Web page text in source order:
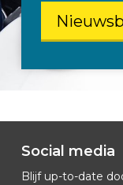
VOERTUIG
Social media
Blijf up-to-date